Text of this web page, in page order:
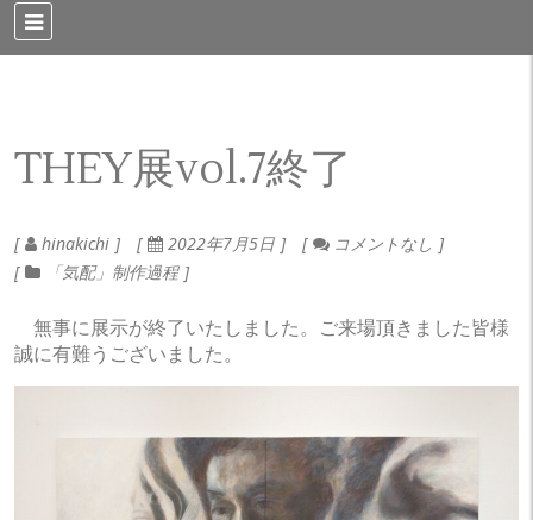
THEY展vol.7終了
hinakichi 2022年7月5日
コメントなし
「気配」制作過程
無事に展示が終了いたしました。ご来場頂きました皆様
誠に有難うございました。